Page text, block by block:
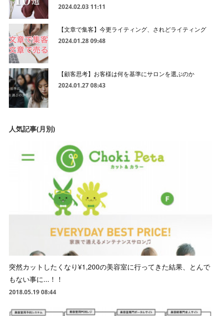
2024.02.03 11:11
【文章で集客】今更ライティング、されどライティング
2024.01.28 09:48
【顧客思考】お客様は何を基準にサロンを選ぶのか
2024.01.27 08:43
人気記事(月別)
突然カットしたくなり¥1,200の美容室に行ってきた結果、とんで
もない事に...！！
2018.05.19 08:44